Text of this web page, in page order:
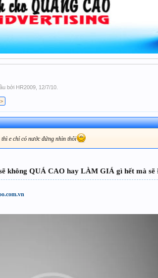
bởi HR2009 12/7/10
e chỉ có nước đứng nhìn thôi
không QUÁ CAO hay LÀM GIÁ gì hết mà